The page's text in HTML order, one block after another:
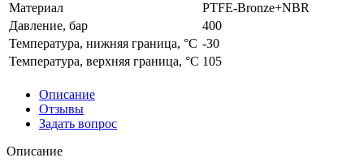
Материал
PTFE-Bronze+NBR
Давление, бар
400
Температура, нижняя граница, °C -30
Температура, верхняя граница, °C 105
Описание
Отзывы
Задать вопрос
Описание